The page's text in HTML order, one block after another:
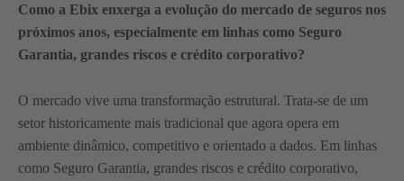
Como a Ebix enxerga a evolução do mercado de seguros nos
próximos anos, especialmente em linhas como Seguro
Garantia, grandes riscos e crédito corporativo?
O mercado vive uma transformação estrutural. Trata-se de um
setor historicamente mais tradicional que agora opera em
ambiente dinâmico, competitivo e orientado a dados. Em linhas
como Seguro Garantia, grandes riscos e crédito corporativo,